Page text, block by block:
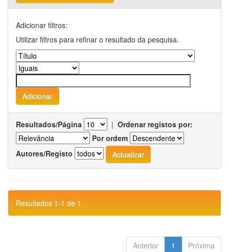
Adicionar filtros:
Utilizar filtros para refinar o resultado da pesquisa.
Resultados/Página | Ordenar registos por:
Por ordem
Autores/Registo
Resultados 1-1 de 1.
Anterior 1 Próxima